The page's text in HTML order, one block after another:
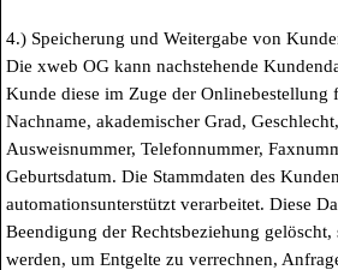
4.) Speicherung und Weitergabe von
Die xweb OG kann nachstehende
Kunde diese im Zuge der
Nachname, akademischer Grad,
Ausweisnummer, Telefonnummer,
Geburtsdatum. Die Stammdaten des
automationsunterstützt verarbeitet. Diese
Beendigung der Rechtsbeziehung
werden, um Entgelte zu verrechnen,